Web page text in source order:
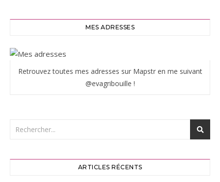
MES ADRESSES
Retrouvez toutes mes adresses sur Mapstr en me suivant
@evagribouille !
ARTICLES RÉCENTS